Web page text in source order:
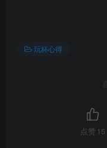
玩杯心得
点赞 15